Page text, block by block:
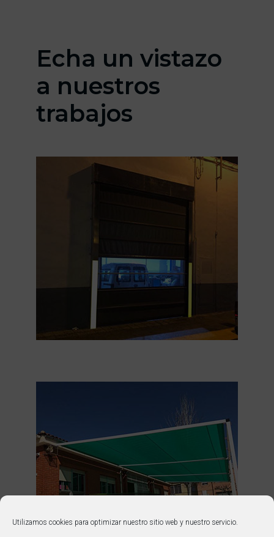
Utilizamos cookies para optimizar nuestro sitio web y nuestro servicio.
Echa un vistazo
a nuestros
trabajos